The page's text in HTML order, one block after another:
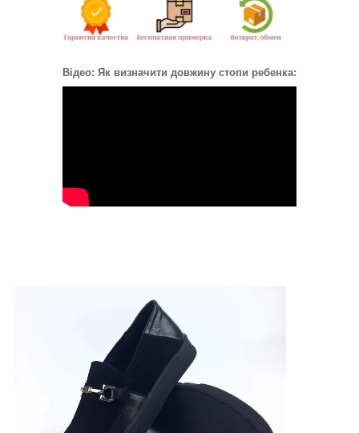
Відео: Як визначити довжину стопи ребенка: